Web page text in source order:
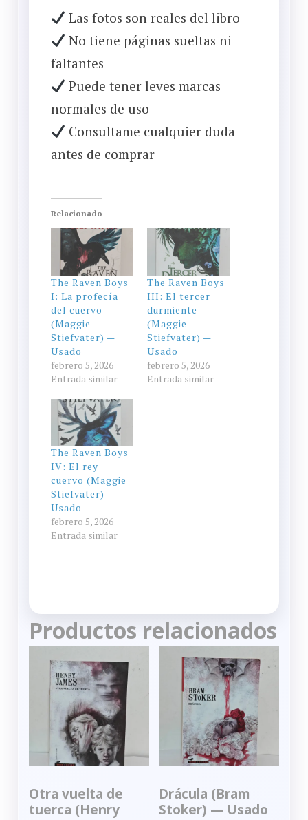
Las fotos son reales del libro
No tiene páginas sueltas ni
faltantes
Puede tener leves marcas
normales de uso
Consultame cualquier duda
antes de comprar
Relacionado
The Raven Boys
I: La profecía
del cuervo
(Maggie
Stiefvater) —
Usado
febrero 5, 2026
Entrada similar
The Raven Boys
III: El tercer
durmiente
(Maggie
Stiefvater) —
Usado
febrero 5, 2026
Entrada similar
The Raven Boys
IV: El rey
cuervo (Maggie
Stiefvater) —
Usado
febrero 5, 2026
Entrada similar
Productos relacionados
Otra vuelta de
tuerca (Henry
Drácula (Bram
Stoker) — Usado